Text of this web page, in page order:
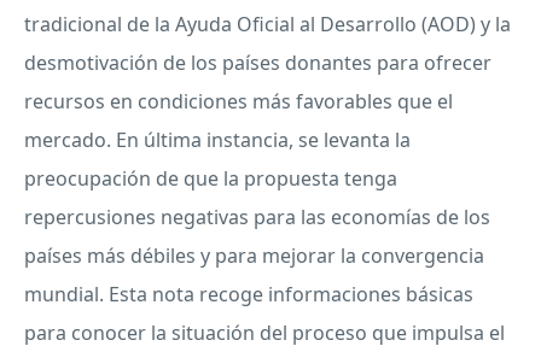
tradicional de la Ayuda Oficial al Desarrollo (AOD) y la
desmotivación de los países donantes para ofrecer
recursos en condiciones más favorables que el
mercado. En última instancia, se levanta la
preocupación de que la propuesta tenga
repercusiones negativas para las economías de los
países más débiles y para mejorar la convergencia
mundial. Esta nota recoge informaciones básicas
para conocer la situación del proceso que impulsa el